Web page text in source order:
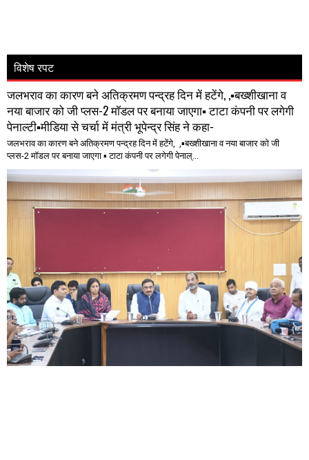
विशेष रपट
जलभराव का कारण बने अतिक्रमण पन्द्रह दिन में हटेंगे, ,▪️बख्शीखाना व
नया बाजार को जी प्लस-2 मॉडल पर बनाया जाएगा▪️ टाटा कंपनी पर लगेगी
पेनाल्टी▪️मीडिया से चर्चा में मंत्री भूपेन्द्र सिंह ने कहा-
जलभराव का कारण बने अतिक्रमण पन्द्रह दिन में हटेंगे, ,▪️बख्शीखाना व नया बाजार को जी
प्लस-2 मॉडल पर बनाया जाएगा ▪️ टाटा कंपनी पर लगेगी पेनाल्...